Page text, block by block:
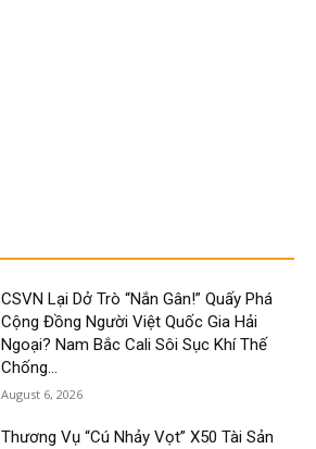
CSVN Lại Dở Trò “Nắn Gân!” Quấy Phá
Cộng Đồng Người Việt Quốc Gia Hải
Ngoại? Nam Bắc Cali Sôi Sục Khí Thế
Chống...
August 6, 2026
Thương Vụ “Cú Nhảy Vọt” X50 Tài Sản